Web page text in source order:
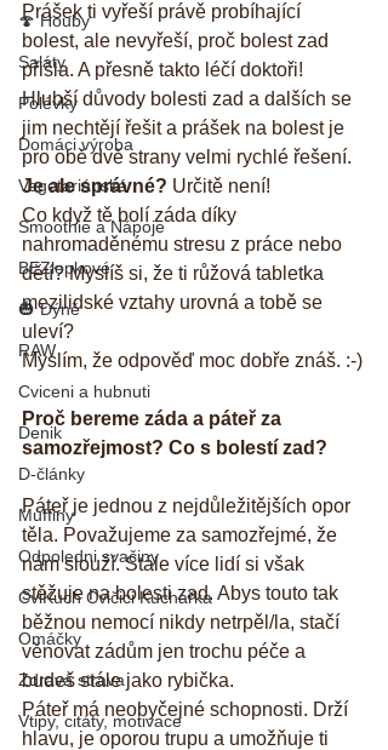
🍄 Houby
Saláty
Polévky
Domáci výroba
Vegetariánské
Smoothie a Nápoje
BEZlepkové
🎃 Dýně
RAW
Cviceni a hubnuti
Denik
D-články
Muffiny
Odpoledni svačiny
CviKuch Cvičici Kuchařka
Omáčky
Zdravá strava
Vtipy, citáty, motivace
Prášek ti vyřeší právě probíhající
bolest, ale nevyřeší, proč bolest zad
přišla. A přesně takto léčí doktoři!
Hlubší důvody bolesti zad a dalších se
jim nechtějí řešit a prášek na bolest je
pro obě dvě strany velmi rychlé řešení.
Je ale správné? Určitě není!
Co když tě bolí záda díky
nahromaděnému stresu z práce nebo
dětí? Myslíš si, že ti růžová tabletka
mezilidské vztahy urovná a tobě se
uleví?
Myslím, že odpověď moc dobře znáš. :-)
Proč bereme záda a páteř za
samozřejmost? Co s bolestí zad?
Páteř je jednou z nejdůležitějších opor
těla. Považujeme za samozřejmé, že
nám slouží. Stále více lidí si však
stěžuje na bolesti zad. Abys touto tak
běžnou nemocí nikdy netrpěl/la, stačí
věnovat zádům jen trochu péče a
budeš stále jako rybička.
Páteř má neobyčejné schopnosti. Drží
hlavu, je oporou trupu a umožňuje ti